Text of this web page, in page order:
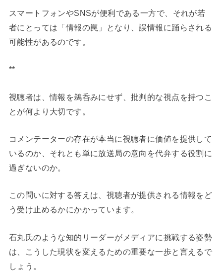
スマートフォンやSNSが便利である一方で、それが若
者にとっては「情報の罠」となり、誤情報に踊らされる
可能性があるのです。
**
視聴者は、情報を鵜呑みにせず、批判的な視点を持つこ
とが何より大切です。
コメンテーターの存在が本当に視聴者に価値を提供して
いるのか、それとも単に放送局の意向を代弁する役割に
過ぎないのか。
この問いに対する答えは、視聴者が提供される情報をど
う受け止めるかにかかっています。
石丸氏のような知的リーダーがメディアに挑戦する姿勢
は、こうした現状を変えるための重要な一歩と言えるで
しょう。